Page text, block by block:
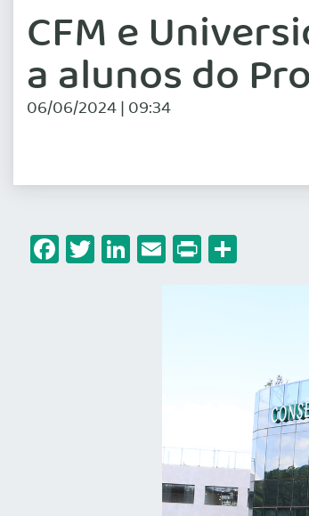
CFM e
a alunos do
06/06/2024 | 09:34
Facebook
Twitter
LinkedIn
Email
Print